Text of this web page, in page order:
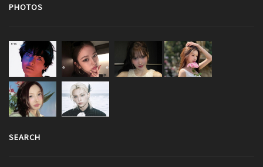
PHOTOS
SEARCH